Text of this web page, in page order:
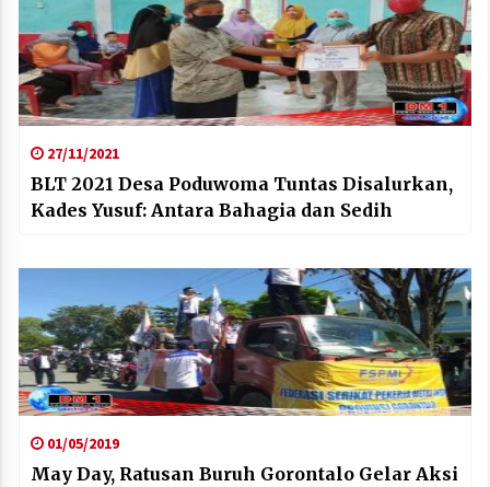
27/11/2021
BLT 2021 Desa Poduwoma Tuntas Disalurkan,
Kades Yusuf: Antara Bahagia dan Sedih
01/05/2019
May Day, Ratusan Buruh Gorontalo Gelar Aksi